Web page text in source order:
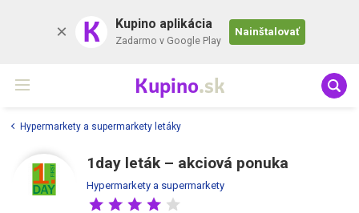
K Kupino aplikácia
Zadarmo v Google Play
Nainštalovať
Kupino.sk
Hypermarkety a supermarkety letáky
1day leták – akciová ponuka
Hypermarkety a supermarkety